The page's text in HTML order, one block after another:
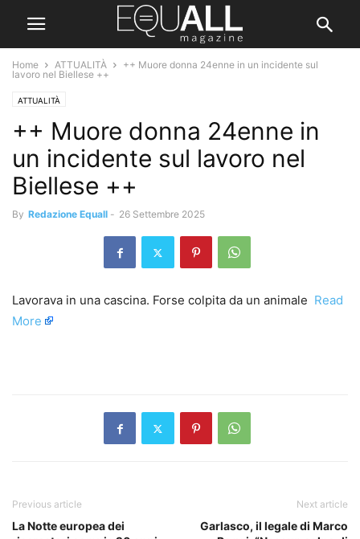
Home ATTUALITÀ
++ Muore donna 24enne in un incidente sul
lavoro nel Biellese ++
ATTUALITÀ
++ Muore donna 24enne in
un incidente sul lavoro nel
Biellese ++
By Redazione Equall - 26 Settembre 2025
Lavorava in una cascina. Forse colpita da un animale ​ Read
More
Previous article
La Notte europea dei
Next article
Garlasco, il legale di Marco